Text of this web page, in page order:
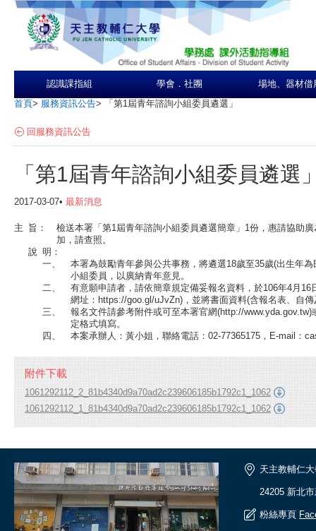
認識課指組 學會．社團 場地、器材借
首頁> 服務資訊公告> 「第1屆青年諮詢小組委員遴選」
回服務資訊公告
「第1屆青年諮詢小組委員遴選
2017-03-07• 最新消息
主 旨：
檢送本署「第1屆青年諮詢小組委員遴選簡章」1份，惠請協助
加，請查照。
說 明：
一、
本署為鼓勵青年參與公共事務，將遴選18歲至35歲(出生年
小組委員，以廣納青年意見。
二、
有意願申請者，請依簡章規定備妥報名資料，於106年4月
網址：https://goo.gl/uJvZn)，並將書面資料(含報名表、自
三、
報名文件請參考附件或可至本署官網(http://
定格式填寫。
四、
本案承辦人：黃小姐，聯絡電話：02-77365175，E-mail：
附件下載
1061292112_2_81b4340d9a70ad2c239606185b1792c1_1062
1061292112_1_81b4340d9a70ad2c239606185b1792c1_1062
天主教輔仁
24205 新北
粉絲專頁